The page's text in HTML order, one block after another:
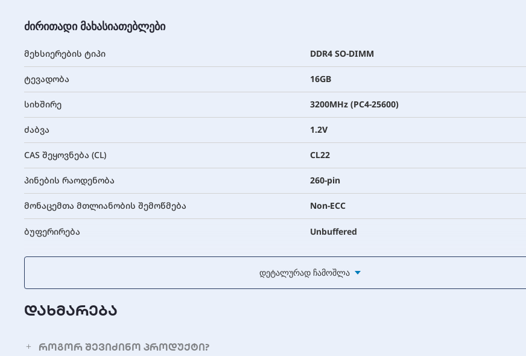
ძირითადი მახასიათებლები
მეხსიერების ტიპი DDR4 SO-DIMM
ტევადობა 16GB
სიხშირე 3200MHz (PC4-25600)
ძაბვა 1.2V
CAS შეყოვნება (CL) CL22
პინების რაოდენობა 260-pin
მონაცემთა მთლიანობის შემოწმება Non-ECC
ბუფერირება Unbuffered
Დეტალურად Ჩამოშლა
დახმარება
როგორ შევიძინო პროდუქტი?